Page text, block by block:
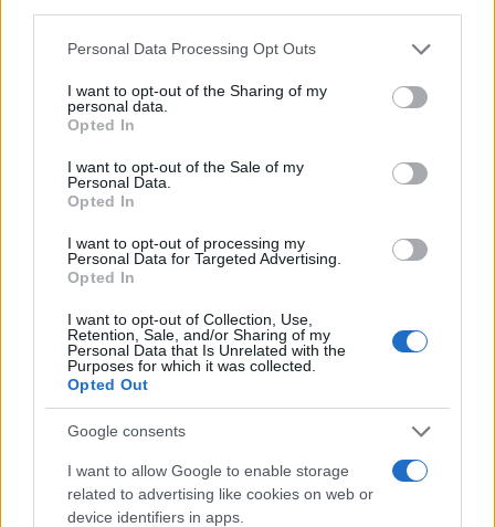
Please note that this website/app uses one or more Google
not limited to your visit or usage behaviour. You may click to
grant or deny consent to Google and its third-party tags to
use your data for below specified purposes in below Google
consent section.
Personal Data Processing Opt Outs
I want to opt-out of the Sharing of my
personal data.
Opted In
I want to opt-out of the Sale of my
Personal Data.
Opted In
I want to opt-out of processing my
Personal Data for Targeted Advertising.
Opted In
I want to opt-out of Collection, Use,
Retention, Sale, and/or Sharing of my
Personal Data that Is Unrelated with the
Purposes for which it was collected.
Opted Out
Google consents
I want to allow Google to enable storage
related to advertising like cookies on web or
device identifiers in apps.
Περιπέτεια φαντασίας με τον Τομ Κρουζ. Μια
αρχαία πριγκίπισσα της Αιγύπτου ξυπνά στο παρόν μετά
τρόμο και μια κατάρα που απειλεί την ανθρωπότητα.